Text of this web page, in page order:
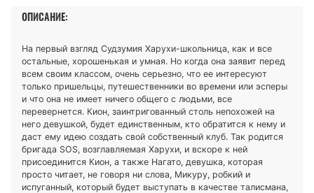
ОПИСАНИЕ:
На первый взгляд Судзумия Харухи-школьница, как и все
остальные, хорошенькая и умная. Но когда она заявит перед
всем своим классом, очень серьезно, что ее интересуют
только пришельцы, путешественники во времени или эсперы
и что она не имеет ничего общего с людьми, все
перевернется. Кион, заинтригованный столь непохожей на
него девушкой, будет единственным, кто обратится к нему и
даст ему идею создать свой собственный клуб. Так родится
бригада SOS, возглавляемая Харухи, и вскоре к ней
присоединится Кион, а также Нагато, девушка, которая
просто читает, не говоря ни слова, Микуру, робкий и
испуганный, который будет выступать в качестве талисмана,